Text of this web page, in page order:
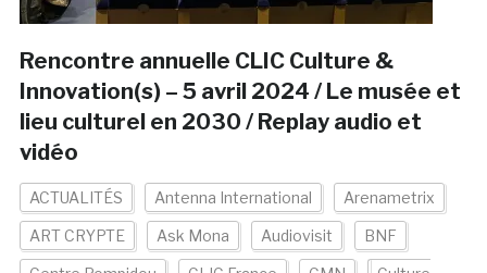
Rencontre annuelle CLIC Culture &
Innovation(s) – 5 avril 2024 / Le musée et
lieu culturel en 2030 / Replay audio et
vidéo
ACTUALITÉS Antenna International Arenametrix
ART CRYPTE Ask Mona Audiovisit BNF